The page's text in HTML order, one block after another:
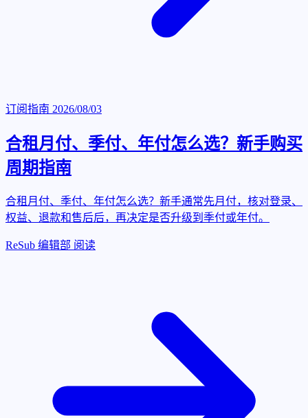
订阅指南 2026/08/03
合租月付、季付、年付怎么选？新手购买
周期指南
合租月付、季付、年付怎么选？新手通常先月付，核对登录、
权益、退款和售后后，再决定是否升级到季付或年付。
ReSub 编辑部 阅读